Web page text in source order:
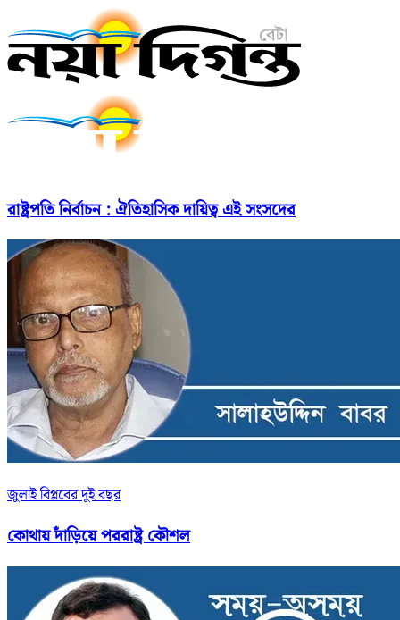
রাষ্ট্রপতি নির্বাচন : ঐতিহাসিক দায়িত্ব এই সংসদের
জুলাই বিপ্লবের দুই বছর
কোথায় দাঁড়িয়ে পররাষ্ট্র কৌশল